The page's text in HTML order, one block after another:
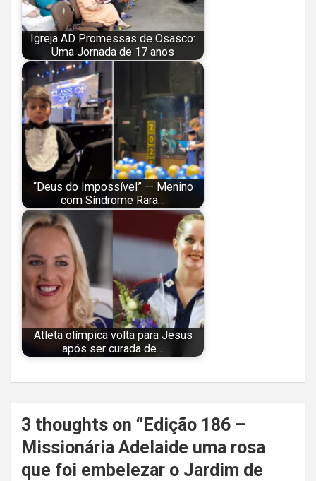
Igreja AD Promessas de Osasco:
Uma Jornada de 17 anos
“Deus do Impossível” — Menino
com Síndrome Rara…
Atleta olímpica volta para Jesus
após ser curada de…
Navegação
de
Post
3 thoughts on “ Edição 186 –
Missionária Adelaide uma rosa
que foi embelezar o Jardim de